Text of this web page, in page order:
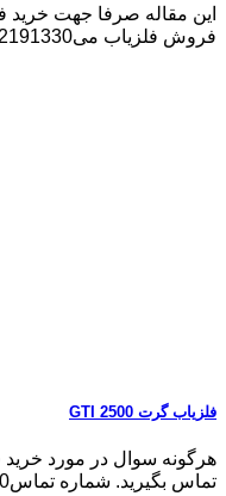
این مقاله صرفا جهت خرید
فروش فلزیاب می09102191330
فلزیاب گرت GTI 2500
هرگونه سوال در مورد خرید
تماس بگیرید. شماره تماس09102191330